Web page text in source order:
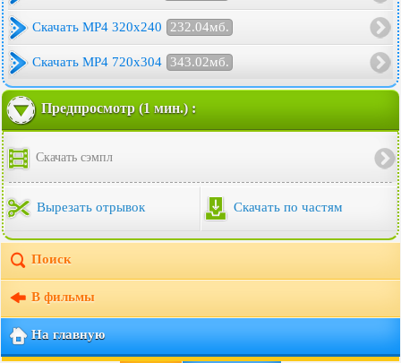
Скачать MP4 320x240 232.04мб.
Скачать MP4 720x304 343.02мб.
Предпросмотр (1 мин.) :
Скачать сэмпл
Вырезать отрывок Скачать по частям
Поиск
В фильмы
На главную